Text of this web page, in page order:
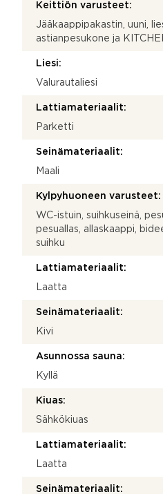
Keittiön varusteet:
Jääkaappipakastin, uuni,
astianpesukone ja
Liesi:
Valurautaliesi
Lattiamateriaalit:
Parketti
Seinämateriaalit:
Maali
Kylpyhuoneen varusteet:
WC-istuin, suihkuseinä,
pesuallas, allaskaappi,
suihku
Lattiamateriaalit:
Laatta
Seinämateriaalit:
Kivi
Asunnossa sauna:
Kyllä
Kiuas:
Sähkökiuas
Lattiamateriaalit:
Laatta
Seinämateriaalit: